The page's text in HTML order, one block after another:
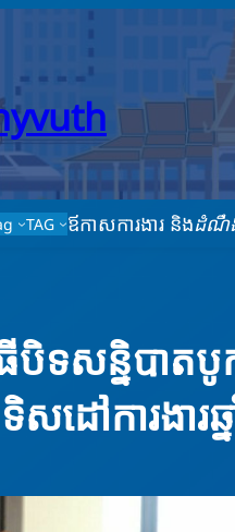
TAG ឪកាសការងារ និងដំណឹ
ទសន្និបាត
ដៅការងារ